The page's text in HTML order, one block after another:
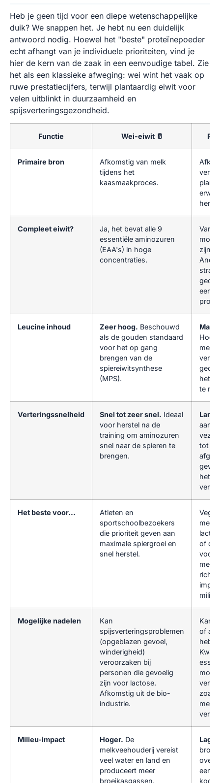
Heb je geen tijd voor een diepe wetenschappelijke
duik? We snappen het. Je hebt nu een duidelijk
antwoord nodig. Hoewel het "beste" proteïnepoeder
echt afhangt van je individuele prioriteiten, vind je
hier de kern van de zaak in een eenvoudige tabel. Zie
het als een klassieke afweging: wei wint het vaak op
ruwe prestatiecijfers, terwijl plantaardig eiwit voor
velen uitblinkt in duurzaamheid en
spijsverteringsgezondheid.
Functie Wei-eiwit 🥛
Primaire bron
Afkomstig van melk
tijdens het
kaasmaakproces.
Compleet eiwit?
Ja, het bevat alle 9
essentiële aminozuren
(EAA's) in hoge
concentraties.
zijn
een
Leucine inhoud Zeer hoog. Beschouwd
als de gouden standaard
voor het op gang
brengen van de
spiereiwitsynthese
(MPS).
het
te
Verteringssnelheid Snel tot zeer snel. Ideaal
voor herstel na de
training om aminozuren
snel naar de spieren te
brengen.
tot
het
Het beste voor...
Atleten en
sportschoolbezoekers
die prioriteit geven aan
maximale spiergroei en
snel herstel.
of die
voor
milieu.
Mogelijke nadelen
Kan
spijsverteringsproblemen
(opgeblazen gevoel,
winderigheid)
veroorzaken bij
personen die gevoelig
zijn voor lactose.
Afkomstig uit de bio-
industrie.
Kan
of
zoals
Milieu-impact Hoger. De
melkveehouderij vereist
veel water en land en
produceert meer
broeikasgassen.
over
een